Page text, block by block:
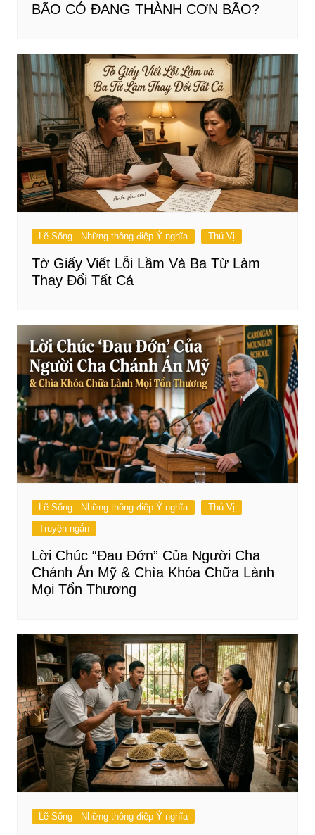
BÃO CÓ ĐANG THÀNH CƠN BÃO?
Lẽ Sống - Những thông điệp Ý nghĩa Thú Vị
Tờ Giấy Viết Lỗi Lầm Và Ba Từ Làm
Thay Đổi Tất Cả
Lẽ Sống - Những thông điệp Ý nghĩa
Thú Vị
Truyện ngắn
Lời Chúc “Đau Đớn” Của Người Cha
Chánh Án Mỹ & Chìa Khóa Chữa Lành
Mọi Tổn Thương
Lẽ Sống - Những thông điệp Ý nghĩa